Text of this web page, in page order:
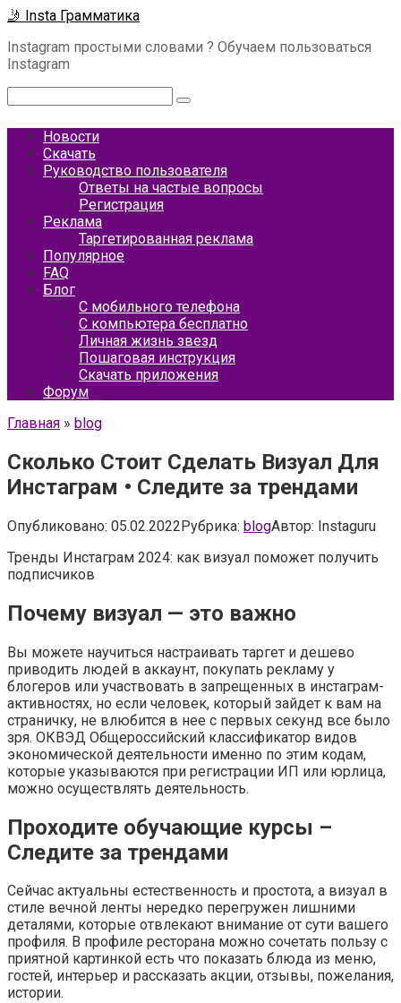
Перейти
контенту
🤳 Insta Грамматика
Instagram простыми словами ? Обучаем пользоваться
Instagram
Новости
Скачать
Руководство пользователя
Ответы на частые вопросы
Регистрация
Реклама
Таргетированная реклама
Популярное
FAQ
Блог
С мобильного телефона
С компьютера бесплатно
Личная жизнь звезд
Пошаговая инструкция
Скачать приложения
Форум
Главная » blog
Сколько Стоит Сделать Визуал Для
Инстаграм • Следите за трендами
Опубликовано: 05.02.2022Рубрика: blogАвтор: Instaguru
Тренды Инстаграм 2024: как визуал поможет получить
подписчиков
Почему визуал — это важно
Вы можете научиться настраивать таргет и дешево
приводить людей в аккаунт, покупать рекламу у
блогеров или участвовать в запрещенных в инстаграм-
активностях, но если человек, который зайдет к вам на
страничку, не влюбится в нее с первых секунд все было
зря. ОКВЭД Общероссийский классификатор видов
экономической деятельности именно по этим кодам,
которые указываются при регистрации ИП или юрлица,
можно осуществлять деятельность.
Проходите обучающие курсы –
Следите за трендами
Сейчас актуальны естественность и простота, а визуал в
стиле вечной ленты нередко перегружен лишними
деталями, которые отвлекают внимание от сути вашего
профиля. В профиле ресторана можно сочетать пользу с
приятной картинкой есть что показать блюда из меню,
гостей, интерьер и рассказать акции, отзывы, пожелания,
истории.